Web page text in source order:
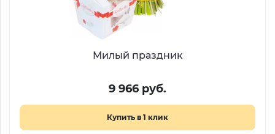
Милый праздник
9 966 руб.
Купить в 1 клик